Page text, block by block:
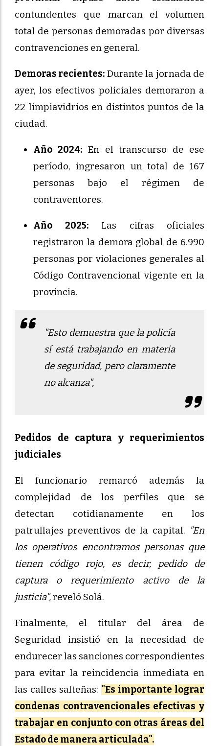
contundentes que marcan el volumen
total de personas demoradas por diversas
contravenciones en general.
Demoras recientes: Durante la jornada de
ayer, los efectivos policiales demoraron a
22 limpiavidrios en distintos puntos de la
ciudad.
Año 2024:En el transcurso de ese
período, ingresaron un total de 167
personas bajo el régimen de
contraventores.
Año 2025:Las cifras oficiales
registraron la demora global de 6.990
personas por violaciones generales al
Código Contravencional vigente en la
provincia.
"Esto demuestra que la policía
sí está trabajando en materia
de seguridad, pero claramente
no alcanza",
Pedidos de captura y requerimientos
judiciales
El funcionario remarcó además la
complejidad de los perfiles que se
detectan cotidianamente en los
patrullajes preventivos de la capital. "En
los operativos encontramos personas que
tienen código rojo, es decir, pedido de
captura o requerimiento activo de la
justicia",reveló Solá.
Finalmente, el titular del área de
Seguridad insistió en la necesidad de
endurecer las sanciones correspondientes
para evitar la reincidencia inmediata en
las calles salteñas: "Es importante lograr
condenas contravencionales efectivas y
trabajar en conjunto con otras áreas del
Estado de manera articulada".